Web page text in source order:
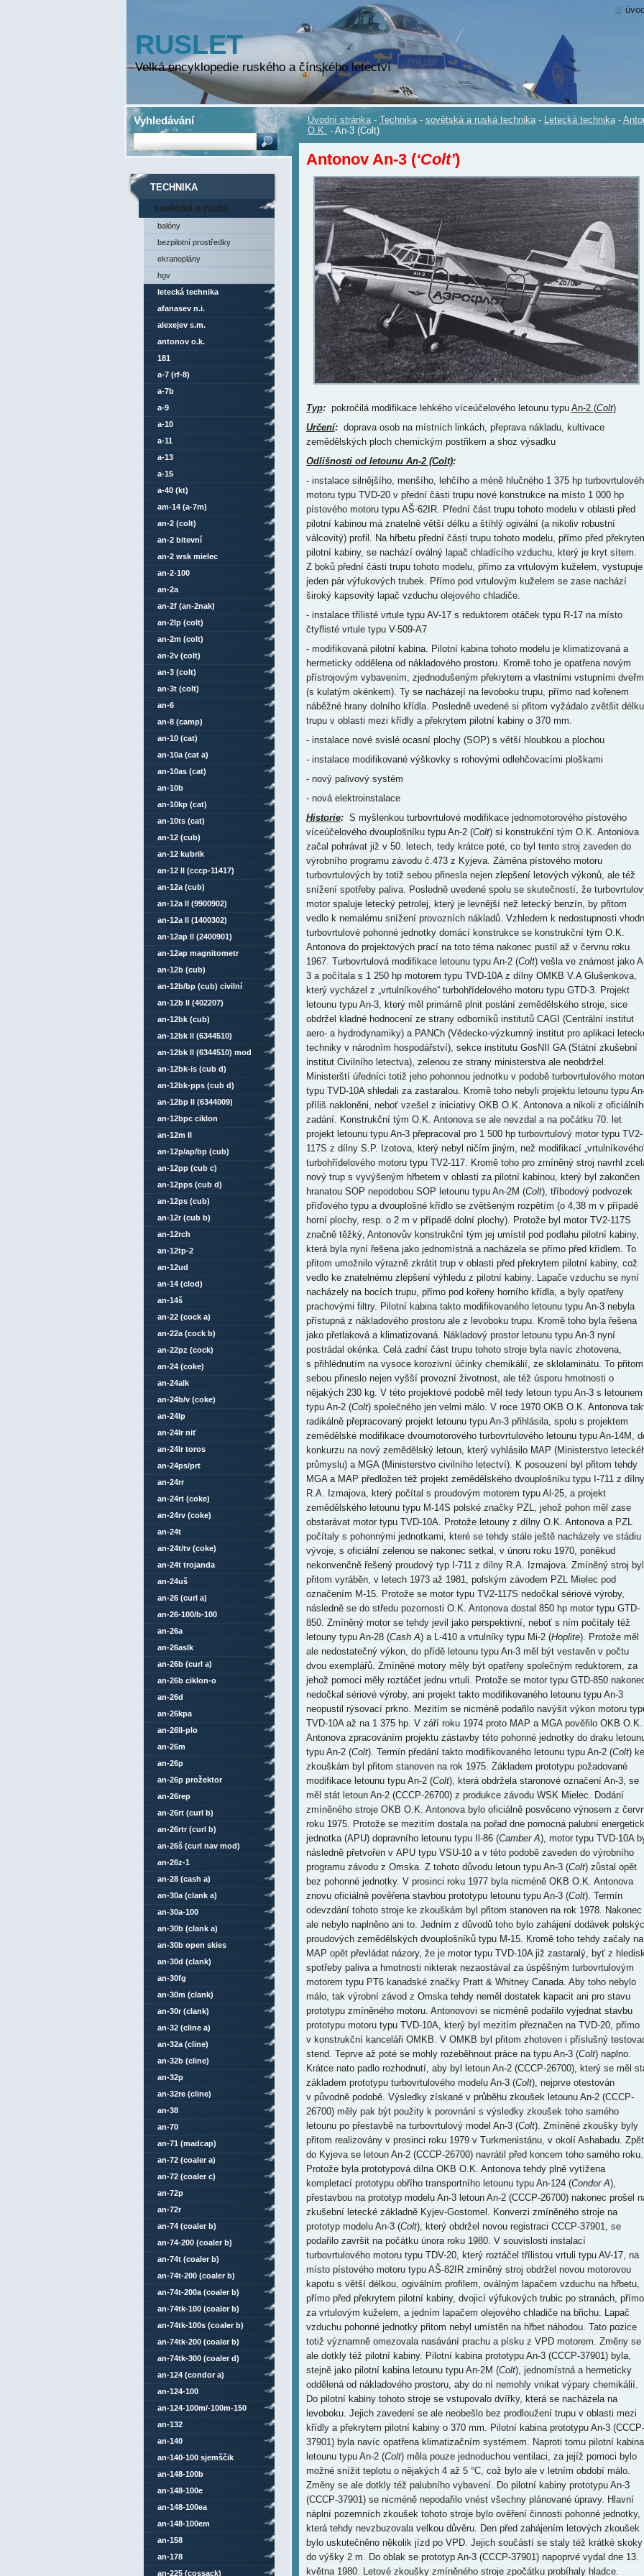
RUSLET
Velká encyklopedie ruského a čínského letectví
Úvodní stránka - Technika - sovětská a ruská technika - Letecká technika -
O.K. - An-3 (Colt)
Antonov An-3 (‘Colt’)
Typ:pokročilá modifikace lehkého víceúčelového letounu typu An-2 (Colt)
Určení:doprava osob na místních linkách, přeprava nákladu, kultivace
zemědělských ploch chemickým postřikem a shoz výsadku
Odlišnosti od letounu An-2 (Colt):
- instalace silnějšího, menšího, lehčího a méně hlučného 1 375 hp
motoru typu TVD-20 v přední části trupu nové konstrukce na místo 1 000 hp
pístového motoru typu AŠ-62IR. Přední část trupu tohoto modelu v oblasti před
pilotní kabinou má znatelně větší délku a štíhlý ogivální (a nikoliv robustní
válcovitý) profil. Na hřbetu přední části trupu tohoto modelu, přímo před
pilotní kabiny, se nachází oválný lapač chladícího vzduchu, který je kryt sítem.
Z boků přední části trupu tohoto modelu, přímo za vrtulovým kuželem, vystupuje
jeden pár výfukových trubek. Přímo pod vrtulovým kuželem se zase nachází
široký kapsovitý lapač vzduchu olejového chladiče.
- instalace třílisté vrtule typu AV-17 s reduktorem otáček typu R-17 na místo
čtyřlisté vrtule typu V-509-A7
- modifikovaná pilotní kabina. Pilotní kabina tohoto modelu je klimatizovaná a
hermeticky oddělena od nákladového prostoru. Kromě toho je opatřena novým
přístrojovým vybavením, zjednodušeným překrytem a vlastními vstupními
(s kulatým okénkem). Ty se nacházejí na levoboku trupu, přímo nad kořenem
náběžné hrany dolního křídla. Posledně uvedené si přitom vyžádalo zvětšit délku
trupu v oblasti mezi křídly a překrytem pilotní kabiny o 370 mm.
- instalace nové svislé ocasní plochy (SOP) s větší hloubkou a plochou
- instalace modifikované výškovky s rohovými odlehčovacími ploškami
- nový palivový systém
- nová elektroinstalace
Historie:S myšlenkou turbovrtulové modifikace jednomotorového pístového
víceúčelového dvouplošníku typu An-2 (Colt) si konstrukční tým O.K. Antoniova
začal pohrávat již v 50. letech, tedy krátce poté, co byl tento stroj zaveden do
výrobního programu závodu č.473 z Kyjeva. Záměna pístového motoru
turbovrtulových by totiž sebou přinesla nejen zlepšení letových výkonů, ale též
snížení spotřeby paliva. Posledně uvedené spolu se skutečností, že
motor spaluje letecký petrolej, který je levnější než letecký benzín, by přitom
vedlo k nemalému snížení provozních nákladů. Vzhledem k nedostupnosti
turbovrtulové pohonné jednotky domácí konstrukce se konstrukční tým O.K.
Antonova do projektových prací na toto téma nakonec pustil až v červnu roku
1967. Turbovrtulová modifikace letounu typu An-2 (Colt) vešla ve známost jako
3 a počítala s 1 250 hp motorem typu TVD-10A z dílny OMKB V.A Glušenkova,
který vycházel z „vrtulníkového“ turbohřídelového motoru typu GTD-3. Projekt
letounu typu An-3, který měl primárně plnit poslání zemědělského stroje, sice
obdržel kladné hodnocení ze strany odborníků institutů CAGI (Centrální institut
aero- a hydrodynamiky) a PANCh (Vědecko-výzkumný institut pro aplikaci
techniky v národním hospodářství), sekce institutu GosNII GA (Státní zkušební
institut Civilního letectva), zelenou ze strany ministerstva ale neobdržel.
Ministerští úředníci totiž jeho pohonnou jednotku v podobě turbovrtulového
typu TVD-10A shledali za zastaralou. Kromě toho nebyli projektu letounu typu
příliš nakloněni, neboť vzešel z iniciativy OKB O.K. Antonova a nikoli z
zadání. Konstrukční tým O.K. Antonova se ale nevzdal a na počátku 70. let
projekt letounu typu An-3 přepracoval pro 1 500 hp turbovrtulový motor typu TV2-
117S z dílny S.P. Izotova, který nebyl ničím jiným, než modifikací
turbohřídelového motoru typu TV2-117. Kromě toho pro zmíněný stroj navrhl
nový trup s vyvýšeným hřbetem v oblasti za pilotní kabinou, který byl zakončen
hranatou SOP nepodobou SOP letounu typu An-2M (Colt), tříbodový podvozek
příďového typu a dvouplošné křídlo se zvětšeným rozpětím (o 4,38 m v případě
horní plochy, resp. o 2 m v případě dolní plochy). Protože byl motor TV2-117S
značně těžký, Antonovův konstrukční tým jej umístil pod podlahu pilotní kabiny,
která byla nyní řešena jako jednomístná a nacházela se přímo před křídlem. To
přitom umožnilo výrazně zkrátit trup v oblasti před překrytem pilotní kabiny, což
vedlo ke znatelnému zlepšení výhledu z pilotní kabiny. Lapače vzduchu se nyní
nacházely na bocích trupu, přímo pod kořeny horního křídla, a byly opatřeny
prachovými filtry. Pilotní kabina takto modifikovaného letounu typu An-3 nebyla
přístupná z nákladového prostoru ale z levoboku trupu. Kromě toho byla řešena
jako přetlaková a klimatizovaná. Nákladový prostor letounu typu An-3 nyní
postrádal okénka. Celá zadní část trupu tohoto stroje byla navíc zhotovena,
s přihlédnutím na vysoce korozivní účinky chemikálií, ze sklolaminátu. To přitom
sebou přineslo nejen vyšší provozní životnost, ale též úsporu hmotnosti o
nějakých 230 kg. V této projektové podobě měl tedy letoun typu An-3 s letounem
typu An-2 (Colt) společného jen velmi málo. V roce 1970 OKB O.K. Antonova
radikálně přepracovaný projekt letounu typu An-3 přihlásila, spolu s projektem
zemědělské modifikace dvoumotorového turbovrtulového letounu typu An-14M,
konkurzu na nový zemědělský letoun, který vyhlásilo MAP (Ministerstvo
průmyslu) a MGA (Ministerstvo civilního letectví). K posouzení byl přitom tehdy
MGA a MAP předložen též projekt zemědělského dvouplošníku typu I-711 z dílny
R.A. Izmajova, který počítal s proudovým motorem typu Al-25, a projekt
zemědělského letounu typu M-14S polské značky PZL, jehož pohon měl zase
obstarávat motor typu TVD-10A. Protože letouny z dílny O.K. Antonova a PZL
počítaly s pohonnými jednotkami, které se tehdy stále ještě nacházely ve stádiu
vývoje, s oficiální zelenou se nakonec setkal, v únoru roku 1970, poněkud
nekonvenčně řešený proudový typ I-711 z dílny R.A. Izmajova. Zmíněný stroj byl
přitom vyráběn, v letech 1973 až 1981, polským závodem PZL Mielec pod
označením M-15. Protože se motor typu TV2-117S nedočkal sériové výroby,
následně se do středu pozornosti O.K. Antonova dostal 850 hp motor typu GTD-
850. Zmíněný motor se tehdy jevil jako perspektivní, neboť s ním počítaly též
letouny typu An-28 (Cash A) a L-410 a vrtulníky typu Mi-2 (Hoplite). Protože měl
ale nedostatečný výkon, do přídě letounu typu An-3 měl být vestavěn v počtu
dvou exemplářů. Zmíněné motory měly být opatřeny společným reduktorem, za
jehož pomoci měly roztáčet jednu vrtuli. Protože se motor typu GTD-850
nedočkal sériové výroby, ani projekt takto modifikovaného letounu typu An-3
neopustil rýsovací prkno. Mezitím se nicméně podařilo navýšit výkon motoru
TVD-10A až na 1 375 hp. V září roku 1974 proto MAP a MGA pověřilo OKB O.K.
Antonova zpracováním projektu zástavby této pohonné jednotky do draku
typu An-2 (Colt). Termín předání takto modifikovaného letounu typu An-2 (Colt) ke
zkouškám byl přitom stanoven na rok 1975. Základem prototypu požadované
modifikace letounu typu An-2 (Colt), která obdržela staronové označení An-3, se
měl stát letoun An-2 (CCCP-26700) z produkce závodu WSK Mielec. Dodání
zmíněného stroje OKB O.K. Antonova bylo oficiálně posvěceno výnosem z
roku 1975. Protože se mezitím dostala na pořad dne pomocná palubní
jednotka (APU) dopravního letounu typu Il-86 (Camber A), motor typu TVD-10A
následně přetvořen v APU typu VSU-10 a v této podobě zaveden do výrobního
programu závodu z Omska. Z tohoto důvodu letoun typu An-3 (Colt) zůstal opět
bez pohonné jednotky. V prosinci roku 1977 byla nicméně OKB O.K. Antonova
znovu oficiálně pověřena stavbou prototypu letounu typu An-3 (Colt). Termín
odevzdání tohoto stroje ke zkouškám byl přitom stanoven na rok 1978. Nakonec
ale nebylo naplněno ani to. Jedním z důvodů toho bylo zahájení dodávek
proudových zemědělských dvouplošníků typu M-15. Kromě toho tehdy začaly na
MAP opět převládat názory, že je motor typu TVD-10A již zastaralý, byť z
spotřeby paliva a hmotnosti nikterak nezaostával za úspěšným turbovrtulovým
motorem typu PT6 kanadské značky Pratt & Whitney Canada. Aby toho nebylo
málo, tak výrobní závod z Omska tehdy neměl dostatek kapacit ani pro stavu
prototypu zmíněného motoru. Antonovovi se nicméně podařilo vyjednat stavbu
prototypu motoru typu TVD-10A, který byl mezitím přeznačen na TVD-20, přímo
v konstrukční kanceláři OMKB. V OMKB byl přitom zhotoven i příslušný
stend. Teprve až poté se mohly rozeběhnout práce na typu An-3 (Colt) naplno.
Krátce nato padlo rozhodnutí, aby byl letoun An-2 (CCCP-26700), který se měl
základem prototypu turbovrtulového modelu An-3 (Colt), nejprve otestován
v původně podobě. Výsledky získané v průběhu zkoušek letounu An-2 (CCCP-
26700) měly pak být použity k porovnání s výsledky zkoušek toho samého
letounu po přestavbě na turbovrtulový model An-3 (Colt). Zmíněné zkoušky byly
přitom realizovány v prosinci roku 1979 v Turkmenistánu, v okolí Ashabadu. Zpět
do Kyjeva se letoun An-2 (CCCP-26700) navrátil před koncem toho samého roku.
Protože byla prototypová dílna OKB O.K. Antonova tehdy plně vytížena
kompletací prototypu obřího transportního letounu typu An-124 (Condor A),
přestavbou na prototyp modelu An-3 letoun An-2 (CCCP-26700) nakonec prošel
zkušební letecké základně Kyjev-Gostomel. Konverzi zmíněného stroje na
prototyp modelu An-3 (Colt), který obdržel novou registraci CCCP-37901, se
podařilo završit na počátku února roku 1980. V souvislosti instalací
turbovrtulového motoru typu TDV-20, který roztáčel třílistou vrtuli typu AV-17, na
místo pístového motoru typu AŠ-82IR zmíněný stroj obdržel novou motorovou
kapotu s větší délkou, ogiválním profilem, oválným lapačem vzduchu na hřbetu,
přímo před překrytem pilotní kabiny, dvojicí výfukových trubic po stranách, přímo
za vrtulovým kuželem, a jedním lapačem olejového chladiče na břichu. Lapač
vzduchu pohonné jednotky přitom nebyl umístěn na hřbet náhodou. Tato pozice
totiž významně omezovala nasávání prachu a písku z VPD motorem. Změny se
ale dotkly též pilotní kabiny. Pilotní kabina prototypu An-3 (CCCP-37901) byla,
stejně jako pilotní kabina letounu typu An-2M (Colt), jednomístná a hermeticky
oddělená od nákladového prostoru, aby do ní nemohly vnikat výpary chemikálií.
Do pilotní kabiny tohoto stroje se vstupovalo dvířky, která se nacházela na
levoboku. Jejich zavedení se ale neobešlo bez prodloužení trupu v oblasti mezi
křídly a překrytem pilotní kabiny o 370 mm. Pilotní kabina prototypu An-3 (CCCP-
37901) byla navíc opatřena klimatizačním systémem. Naproti tomu pilotní kabina
letounu typu An-2 (Colt) měla pouze jednoduchou ventilaci, za jejíž pomoci bylo
možné snížit teplotu o nějakých 4 až 5 °C, což bylo ale v letním období málo.
Změny se ale dotkly též palubního vybavení. Do pilotní kabiny prototypu An-3
(CCCP-37901) se nicméně nepodařilo vnést všechny plánované úpravy. Hlavní
náplní pozemních zkoušek tohoto stroje bylo ověření činnosti pohonné jednotky,
která tehdy nevzbuzovala velkou důvěru. Den před zahájením letových zkoušek
bylo uskutečněno několik jízd po VPD. Jejich součástí se staly též krátké skoky
do výšky 2 m. Do oblak se prototyp An-3 (CCCP-37901) napoprvé vydal dne 13.
května 1980. Letové zkoušky zmíněného stroje zpočátku probíhaly hladce.
TECHNIKA
sovětská a ruská
technika
balóny
bezpilotní prostředky
ekranoplány
hgv
letecká technika
afanasev n.i.
alexejev s.m.
antonov o.k.
181
a-7 (rf-8)
a-7b
a-9
a-10
a-11
a-13
a-15
a-40 (kt)
am-14 (a-7m)
an-2 (colt)
an-2 bitevní
an-2 wsk mielec
an-2-100
an-2a
an-2f (an-2nak)
an-2lp (colt)
an-2m (colt)
an-2v (colt)
an-3 (colt)
an-3t (colt)
an-6
an-8 (camp)
an-10 (cat)
an-10a (cat a)
an-10as (cat)
an-10b
an-10kp (cat)
an-10ts (cat)
an-12 (cub)
an-12 kubrik
an-12 ll (cccp-11417)
an-12a (cub)
an-12a ll (9900902)
an-12a ll (1400302)
an-12ap ll (2400901)
an-12ap magnitometr
an-12b (cub)
an-12b/bp (cub) civilní
an-12b ll (402207)
an-12bk (cub)
an-12bk ll (6344510)
an-12bk ll (6344510) mod
an-12bk-is (cub d)
an-12bk-pps (cub d)
an-12bp ll (6344009)
an-12bpc ciklon
an-12m ll
an-12p/ap/bp (cub)
an-12pp (cub c)
an-12pps (cub d)
an-12ps (cub)
an-12r (cub b)
an-12rch
an-12tp-2
an-12ud
an-14 (clod)
an-14š
an-22 (cock a)
an-22a (cock b)
an-22pz (cock)
an-24 (coke)
an-24alk
an-24b/v (coke)
an-24lp
an-24lr niť
an-24lr toros
an-24ps/prt
an-24rr
an-24rt (coke)
an-24rv (coke)
an-24t
an-24t/tv (coke)
an-24t trojanda
an-24uš
an-26 (curl a)
an-26-100/b-100
an-26a
an-26aslk
an-26b (curl a)
an-26b ciklon-o
an-26d
an-26kpa
an-26ll-plo
an-26m
an-26p
an-26p prožektor
an-26rep
an-26rt (curl b)
an-26rtr (curl b)
an-26š (curl nav mod)
an-26z-1
an-28 (cash a)
an-30a (clank a)
an-30a-100
an-30b (clank a)
an-30b open skies
an-30d (clank)
an-30fg
an-30m (clank)
an-30r (clank)
an-32 (cline a)
an-32a (cline)
an-32b (cline)
an-32p
an-32re (cline)
an-38
an-70
an-71 (madcap)
an-72 (coaler a)
an-72 (coaler c)
an-72p
an-72r
an-74 (coaler b)
an-74-200 (coaler b)
an-74t (coaler b)
an-74t-200 (coaler b)
an-74t-200a (coaler b)
an-74tk-100 (coaler b)
an-74tk-100s (coaler b)
an-74tk-200 (coaler b)
an-74tk-300 (coaler d)
an-124 (condor a)
an-124-100
an-124-100m/-100m-150
an-132
an-140
an-140-100 sjemščik
an-148-100b
an-148-100e
an-148-100ea
an-148-100em
an-158
an-178
an-225 (cossack)
Vyhledávání